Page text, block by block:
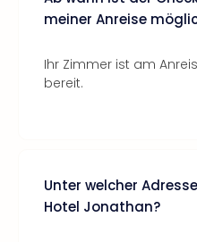
meiner Anreise
Ihr Zimmer ist am
bereit.
Unter welcher
Hotel Jonathan?